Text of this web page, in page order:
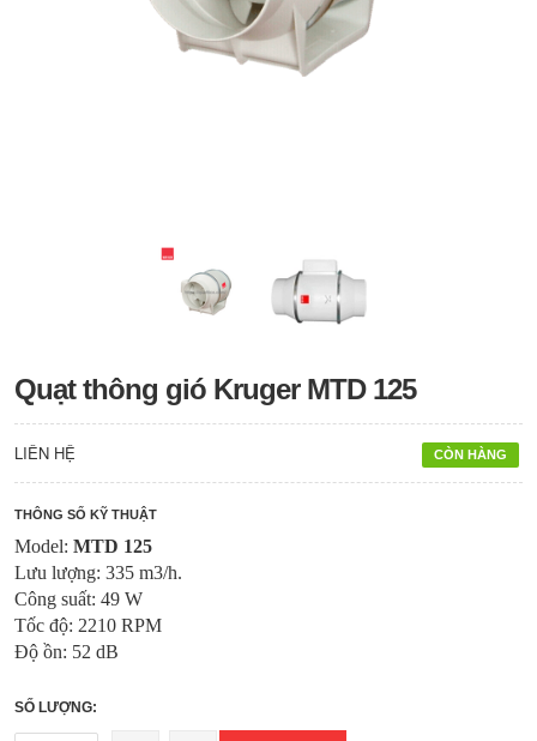
Quạt thông gió Kruger MTD 125
CÒN HÀNG
LIÊN HỆ
THÔNG SỐ KỸ THUẬT
Model: MTD 125
Lưu lượng: 335 m3/h.
Công suất: 49 W
Tốc độ: 2210 RPM
Độ ồn: 52 dB
SỐ LƯỢNG: